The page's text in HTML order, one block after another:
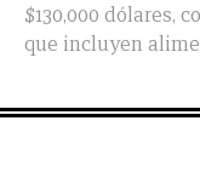
$130,000 dólares,
que incluyen